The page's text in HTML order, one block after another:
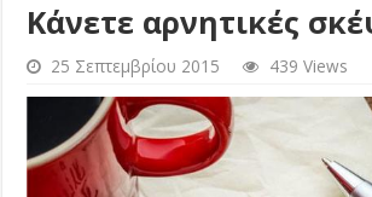
Κάνετε αρνητικές
25 Σεπτεμβρίου 2015 439 Views